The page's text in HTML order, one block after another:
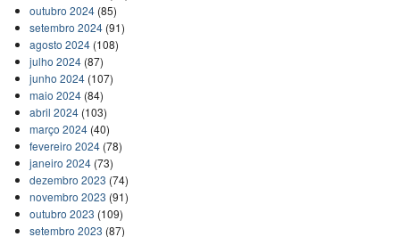
outubro 2024(85)
setembro 2024(91)
agosto 2024(108)
julho 2024(87)
junho 2024(107)
maio 2024(84)
abril 2024(103)
março 2024(40)
fevereiro 2024(78)
janeiro 2024(73)
dezembro 2023 (74)
novembro 2023 (91)
outubro 2023 (109)
setembro 2023 (87)